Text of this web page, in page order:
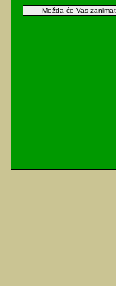
Možda će Vas